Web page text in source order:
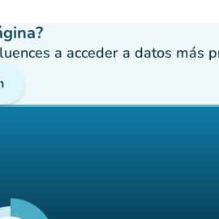
a acceder a datos más